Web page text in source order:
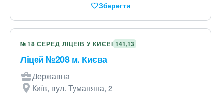
Зберегти
№18 СЕРЕД ЛІЦЕЇВ У КИЄВІ 141,13
Ліцей №208 м. Києва
Державна
Київ, вул. Туманяна, 2